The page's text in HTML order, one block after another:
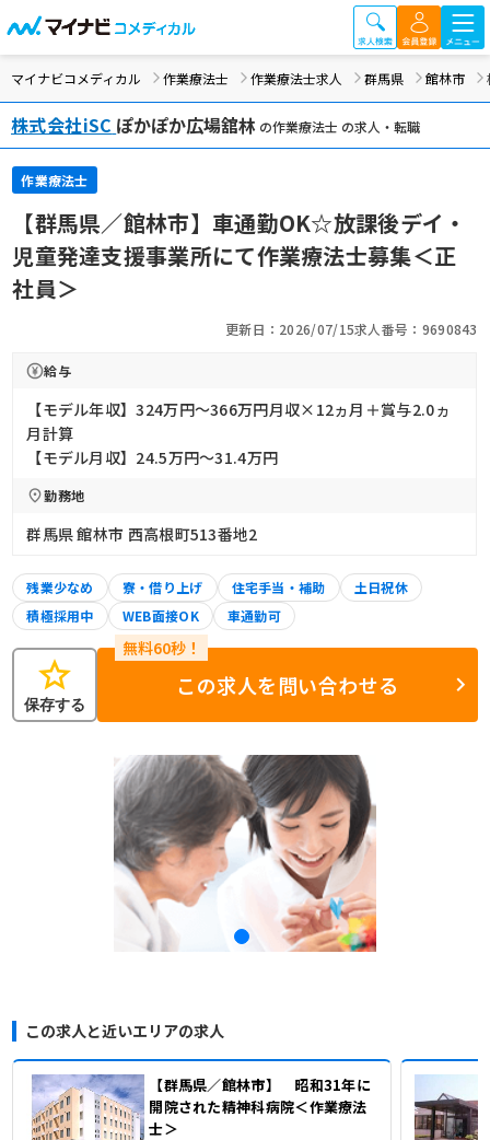
マイナビコメディカル 作業療法士 作業療法士求人 群馬県 館林市
株式会社iSC ぽかぽか広場舘林 の作業療法士 の求人・転職
作業療法士
【群馬県／館林市】車通勤OK☆放課後デイ・
児童発達支援事業所にて作業療法士募集＜正
社員＞
更新日：2026/07/15求人番号：9690843
給与
【モデル年収】324万円〜366万円月収×12ヵ月＋賞与2.0ヵ
月計算
【モデル月収】24.5万円〜31.4万円
勤務地
群馬県 館林市 西高根町513番地2
残業少なめ 寮・借り上げ 住宅手当・補助
土日祝休
積極採用中
WEB面接OK 車通勤可
star
保存する
この求人を問い合わせる
この求人と近いエリアの求人
【群馬県／館林市】 昭和31年に
開院された精神科病院＜作業療法
士＞